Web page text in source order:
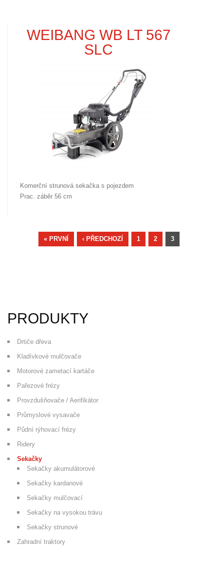
WEIBANG WB LT 567
SLC
Komerční strunová sekačka s pojezdem
Prac. záběr 56 cm
STRÁNKY
« PRVNÍ ‹ PŘEDCHOZÍ 1 2 3
PRODUKTY
Drtiče dřeva
Kladívkové mulčovače
Motorové zametací kartáče
Pařezové frézy
Provzdušňovače / Aerifikátor
Průmyslové vysavače
Půdní rýhovací frézy
Ridery
Sekačky
Sekačky akumulátorové
Sekačky kardanové
Sekačky mulčovací
Sekačky na vysokou trávu
Sekačky strunové
Zahradní traktory